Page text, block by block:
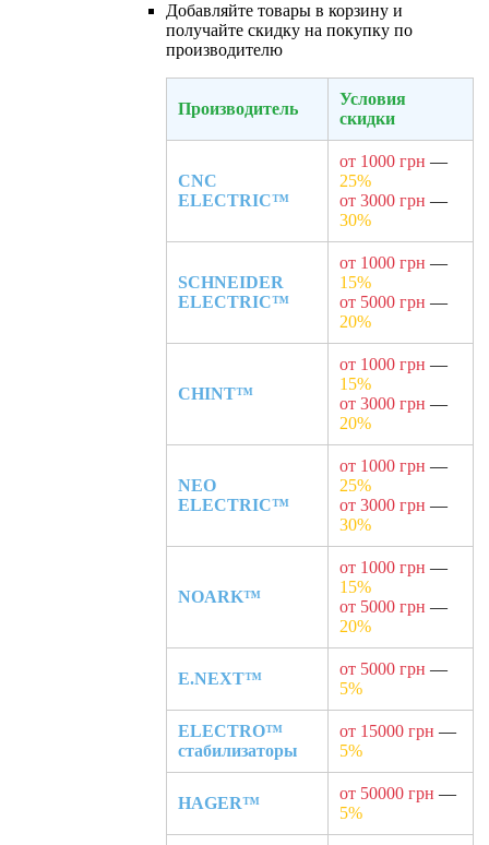
Добавляйте товары в корзину и
получайте скидку на покупку по
производителю
Производитель
Условия
скидки
CNC
ELECTRIC™
от 1000 грн —
25%
от 3000 грн —
30%
SCHNEIDER
ELECTRIC™
от 1000 грн —
15%
от 5000 грн —
20%
CHINT™
от 1000 грн —
15%
от 3000 грн —
20%
NEO
ELECTRIC™
от 1000 грн —
25%
от 3000 грн —
30%
NOARK™
от 1000 грн —
15%
от 5000 грн —
20%
E.NEXT™
от 5000 грн —
5%
ELECTRO™
стабилизаторы
от 15000 грн —
5%
HAGER™
от 50000 грн —
5%